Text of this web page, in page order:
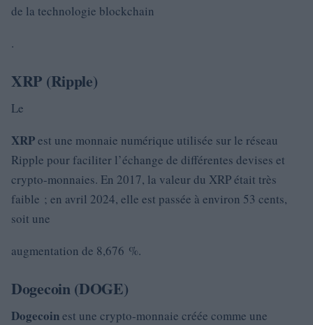
de la technologie blockchain
.
XRP (Ripple)
Le
XRPest une monnaie numérique utilisée sur le réseau
Ripple pour faciliter l’échange de différentes devises et
crypto-monnaies. En 2017, la valeur du XRP était très
faible ; en avril 2024, elle est passée à environ 53 cents,
soit une
augmentation de 8,676 %.
Dogecoin (DOGE)
Dogecoinest une crypto-monnaie créée comme une